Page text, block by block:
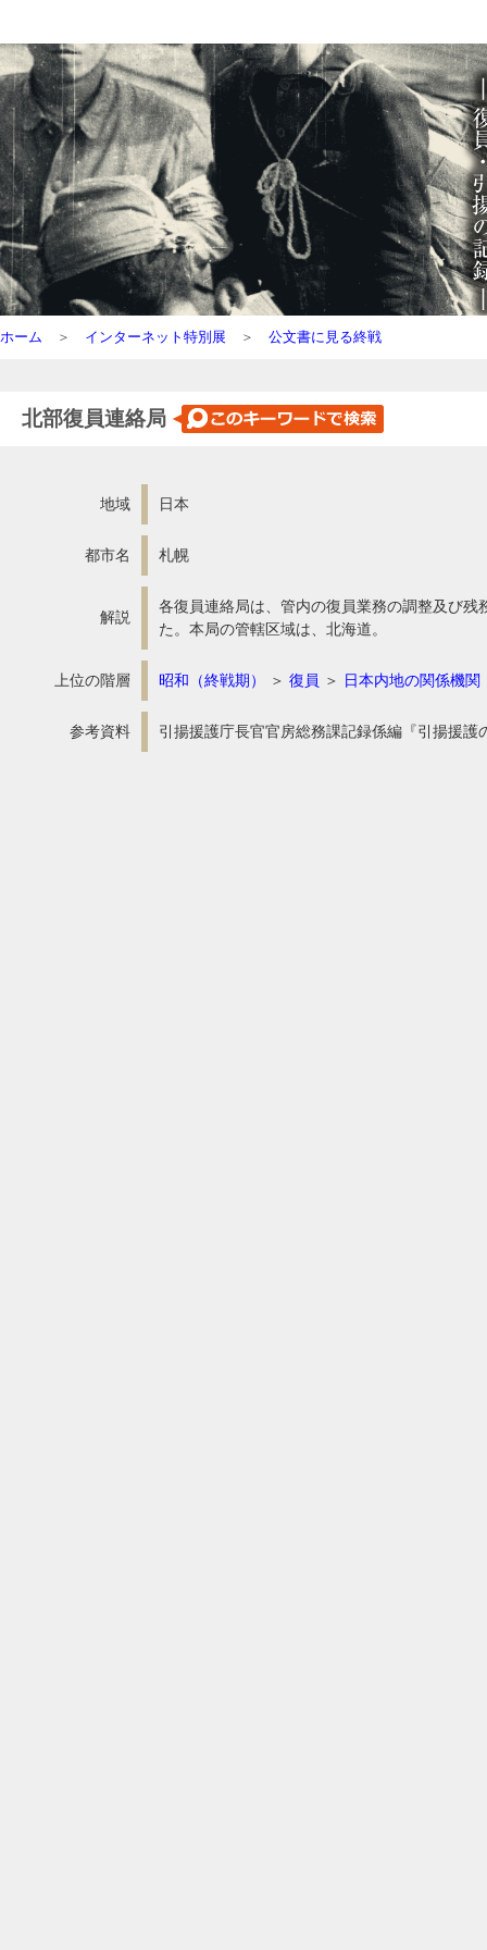
ホーム ＞ インターネット特別展 ＞ 公文書に見る終戦
北部復員連絡局
地域 日本
都市名 札幌
解説
各復員連絡局は、管内の復員業務の調整及び
た。本局の管轄区域は、北海道。
上位の階層 昭和（終戦期） ＞ 復員 ＞ 日本内地の関係機関
参考資料 引揚援護庁長官官房総務課記録係編『引揚援